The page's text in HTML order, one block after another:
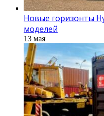
Новые горизонты
моделей
13 мая